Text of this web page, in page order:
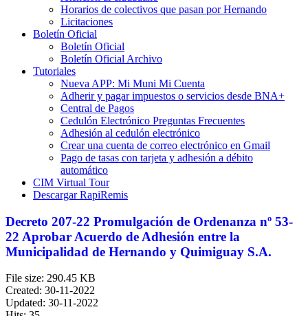
Horarios de colectivos que pasan por Hernando
Licitaciones
Boletín Oficial
Boletín Oficial
Boletín Oficial Archivo
Tutoriales
Nueva APP: Mi Muni Mi Cuenta
Adherir y pagar impuestos o servicios desde BNA+
Central de Pagos
Cedulón Electrónico Preguntas Frecuentes
Adhesión al cedulón electrónico
Crear una cuenta de correo electrónico en Gmail
Pago de tasas con tarjeta y adhesión a débito
automático
CIM Virtual Tour
Descargar RapiRemis
Decreto 207-22 Promulgación de Ordenanza nº 53-
22 Aprobar Acuerdo de Adhesión entre la
Municipalidad de Hernando y Quimiguay S.A.
File size: 290.45 KB
Created: 30-11-2022
Updated: 30-11-2022